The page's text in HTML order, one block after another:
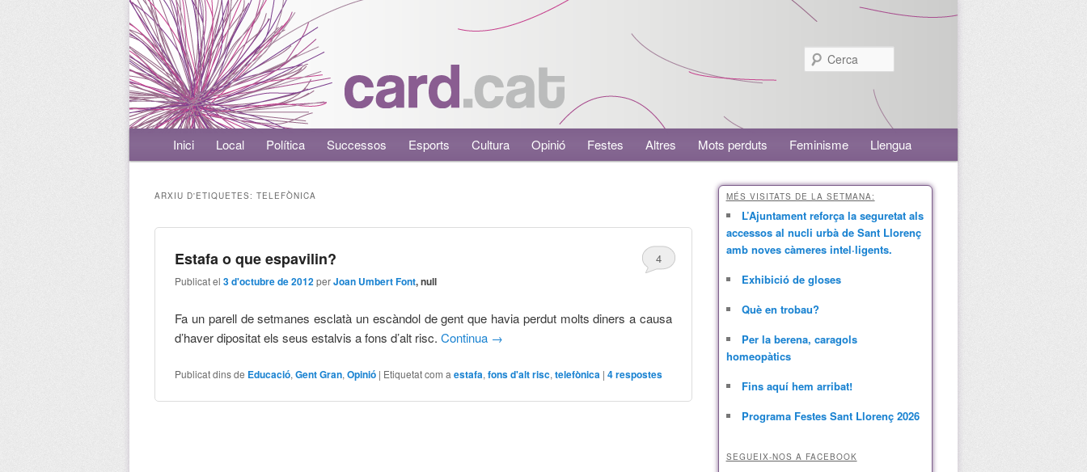
Menú principalAneu al contingut principal
Aneu al contingut secundari
Inici Local Política Successos Esports Cultura Opinió Festes Altres Mots perduts Feminisme Llengua
ARXIU D'ETIQUETES: TELEFÒNICA
Estafa o que espavilin?
Publicat el3 d'octubre de 2012perJoan Umbert Font, null
4
Fa un parell de setmanes esclatà un escàndol de gent que havia perdut molts diners a causa
d’haver dipositat els seus estalvis a fons d’alt risc.Continua →
Publicat dins de Educació,Gent Gran,Opinió | Etiquetat com a estafa,fons d'alt risc,telefònica |4respostes
MÉS VISITATS DE LA SETMANA:
L’Ajuntament reforça la seguretat als
accessos al nucli urbà de Sant Llorenç
amb noves càmeres intel·ligents.
Exhibició de gloses
Què en trobau?
Per la berena, caragols
homeopàtics
Fins aquí hem arribat!
Programa Festes Sant Llorenç 2026
SEGUEIX-NOS A FACEBOOK